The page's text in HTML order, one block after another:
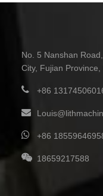
No. 5 Nanshan
City, Fujian Province,
+86
+86
18659217588